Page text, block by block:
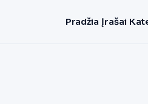
Pradžia Įrašai